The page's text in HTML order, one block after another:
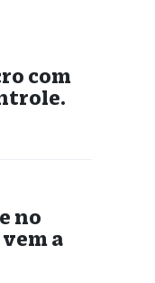
com
no
a